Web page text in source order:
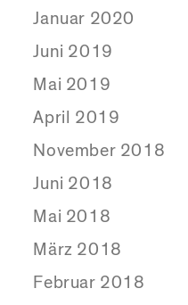
Januar 2020
Juni 2019
Mai 2019
April 2019
November 2018
Juni 2018
Mai 2018
März 2018
Februar 2018